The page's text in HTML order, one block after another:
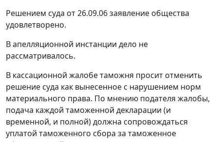
Решением суда от 26.09.06 заявление общества
удовлетворено.
В апелляционной инстанции дело не
рассматривалось.
В кассационной жалобе таможня просит отменить
решение суда как вынесенное с нарушением норм
материального права. По мнению подателя жалобы,
подача каждой таможенной декларации (и
временной, и полной) должна сопровождаться
уплатой таможенного сбора за таможенное